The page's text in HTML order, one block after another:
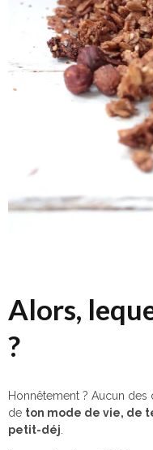
Alors,
?
Honnêtement ? Aucun des
de ton mode de vie, de
petit-déj